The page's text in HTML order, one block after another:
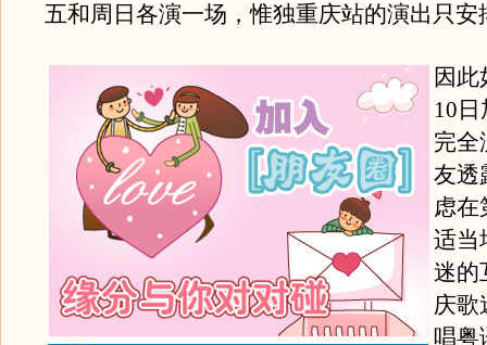
五和周日各演一场，惟独重庆站的演出只安
因此
10
完全
友透
虑在
适当
迷的
庆歌
唱粤